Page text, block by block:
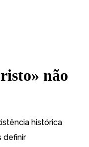
não
histórica
definir